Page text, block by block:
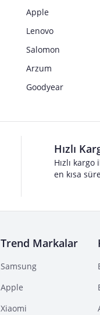
Apple
Lenovo
Salomon
Arzum
Goodyear
Hızlı
Hızlı
en kısa
Trend Markalar
Samsung
Apple
Xiaomi